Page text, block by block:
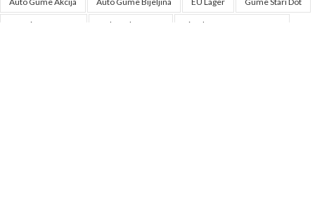
Premiumcontact7 Traktorske Gume Zimske Gume 205 55 R16